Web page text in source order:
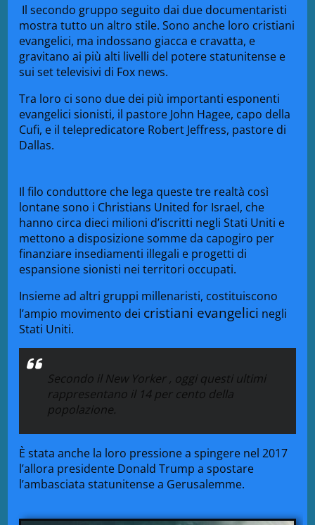
Il secondo gruppo seguito dai due documentaristi
mostra tutto un altro stile. Sono anche loro cristiani
evangelici, ma indossano giacca e cravatta, e
gravitano ai più alti livelli del potere statunitense e
sui set televisivi di Fox news.
Tra loro ci sono due dei più importanti esponenti
evangelici sionisti, il pastore John Hagee, capo della
Cufi, e il telepredicatore Robert Jeffress, pastore di
Dallas.
Il filo conduttore che lega queste tre realtà così
lontane sono i Christians United for Israel, che
hanno circa dieci milioni d’iscritti negli Stati Uniti e
mettono a disposizione somme da capogiro per
finanziare insediamenti illegali e progetti di
espansione sionisti nei territori occupati.
Insieme ad altri gruppi millenaristi, costituiscono
l’ampio movimento dei cristiani evangelici negli
Stati Uniti.
Secondo il New Yorker , oggi questi ultimi
rappresentano il 14 per cento della
popolazione.
È stata anche la loro pressione a spingere nel 2017
l’allora presidente Donald Trump a spostare
l’ambasciata statunitense a Gerusalemme.